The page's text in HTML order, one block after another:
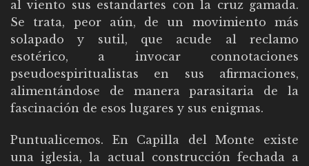
al viento sus estandartes con la cruz gamada.
Se trata, peor aún, de un movimiento más
solapado y sutil, que acude al reclamo
esotérico, a invocar connotaciones
pseudoespiritualistas en sus afirmaciones,
alimentándose de manera parasitaria de la
fascinación de esos lugares y sus enigmas.
Puntualicemos. En Capilla del Monte existe
una iglesia, la actual construcción fechada a